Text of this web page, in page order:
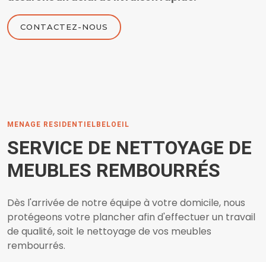
CONTACTEZ-NOUS
MENAGE RESIDENTIELBELOEIL
SERVICE DE NETTOYAGE DE
MEUBLES REMBOURRÉS
Dès l'arrivée de notre équipe à votre domicile, nous
protégeons votre plancher afin d'effectuer un travail
de qualité, soit le nettoyage de vos meubles
rembourrés.